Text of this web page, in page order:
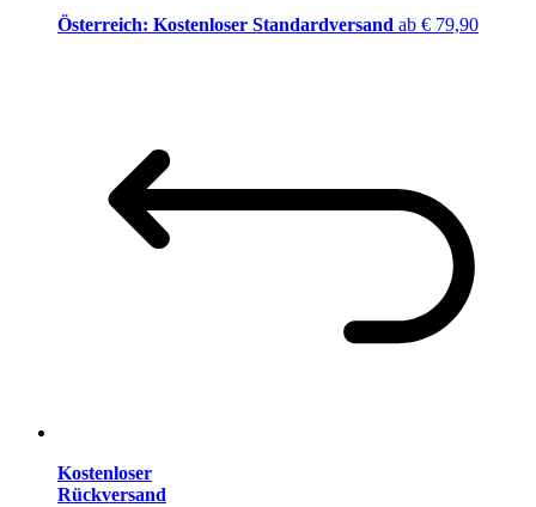
Österreich: Kostenloser Standardversand ab € 79,90
Kostenloser
Rückversand